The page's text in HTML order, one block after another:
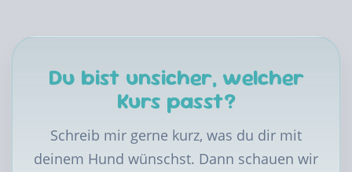
Du bist unsicher, welcher
Kurs passt?
Schreib mir gerne kurz, was du dir mit
deinem Hund wünschst. Dann schauen wir